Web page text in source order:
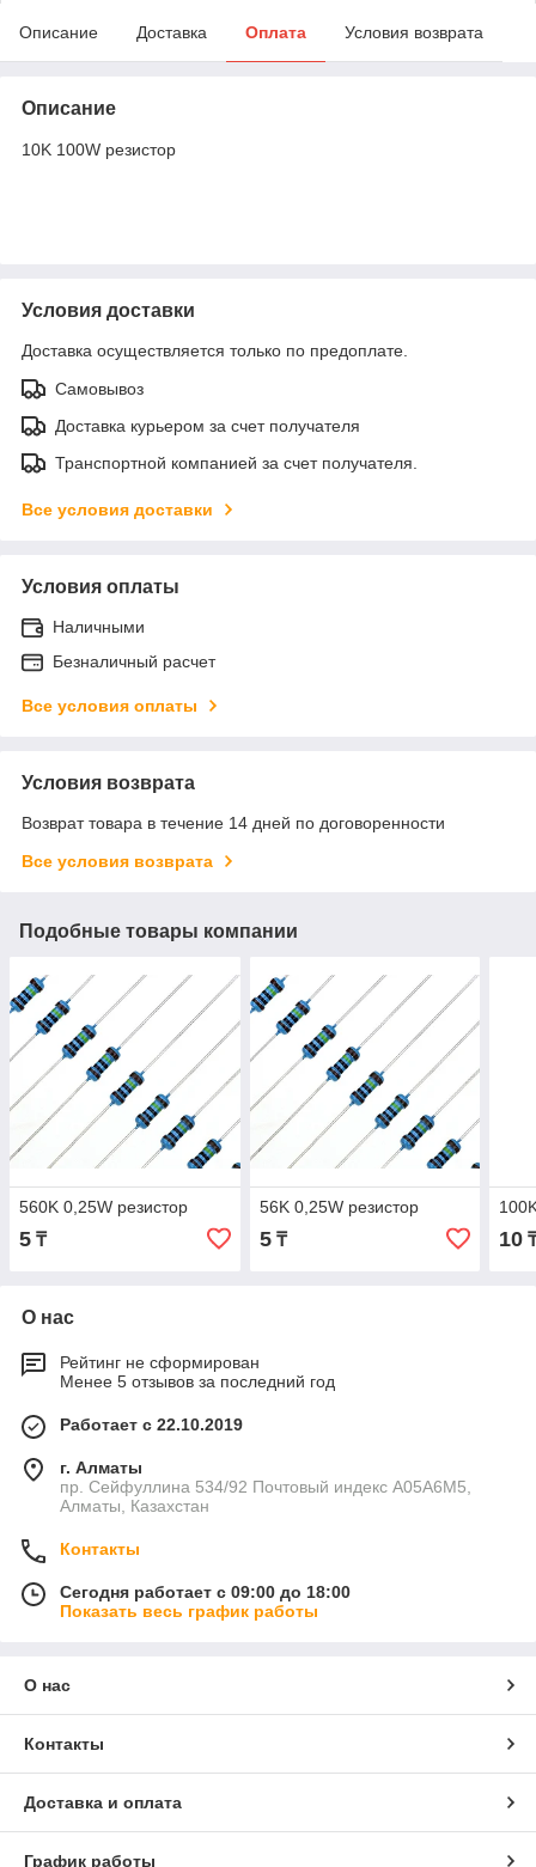
Описание Доставка Оплата Условия возврата
Описание
10K 100W резистор
Условия доставки
Доставка осуществляется только по предоплате.
Самовывоз
Доставка курьером за счет получателя
Транспортной компанией за счет получателя.
Все условия доставки
Условия оплаты
Наличными
Безналичный расчет
Все условия оплаты
Условия возврата
Возврат товара в течение 14 дней по договоренности
Все условия возврата
Подобные товары компании
560K 0,25W резистор
5 ₸
56K 0,25W резистор
5₸ 10
О нас
Рейтинг не сформирован
Менее 5 отзывов за последний год
Работает с 22.10.2019
г. Алматы
пр. Сейфуллина 534/92 Почтовый индекс A05A6M5,
Алматы, Казахстан
Контакты
Сегодня работает с 09:00 до 18:00
Показать весь график работы
О нас
Контакты
Доставка и оплата
График работы